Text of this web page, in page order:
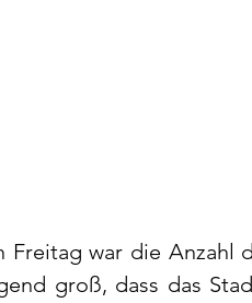
war die Anzahl
groß, dass das